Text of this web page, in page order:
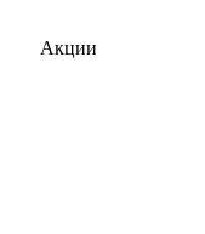
Акции